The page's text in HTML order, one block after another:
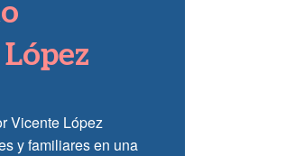
Vicente López
y familiares en una